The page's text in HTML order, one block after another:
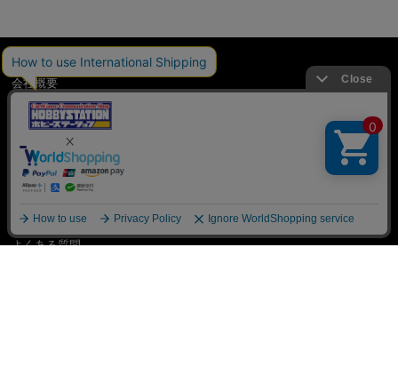
TOP
会社概要
会員説明
買取ガイド
ご利用案内
送料、お届けについて
特定商取引法に基づく表記
よくある質問